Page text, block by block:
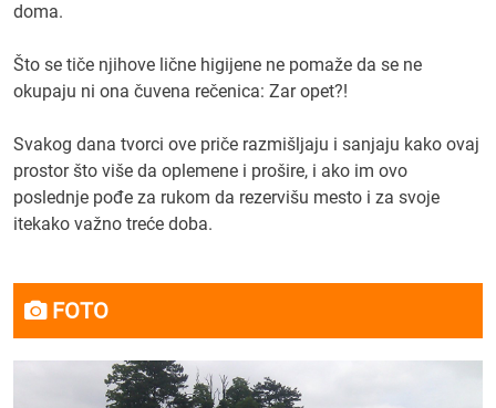
doma.
Što se tiče njihove lične higijene ne pomaže da se ne
okupaju ni ona čuvena rečenica: Zar opet?!
Svakog dana tvorci ove priče razmišljaju i sanjaju kako ovaj
prostor što više da oplemene i prošire, i ako im ovo
poslednje pođe za rukom da rezervišu mesto i za svoje
itekako važno treće doba.
FOTO